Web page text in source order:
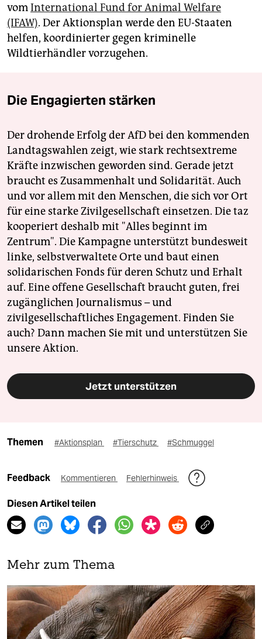
vomInternational Fund for Animal Welfare
(IFAW). Der Aktionsplan werde den EU-Staaten
helfen, koordinierter gegen kriminelle
Wildtierhändler vorzugehen.
Die Engagierten stärken
Der drohende Erfolg der AfD bei den kommenden
Landtagswahlen zeigt, wie stark rechtsextreme
Kräfte inzwischen geworden sind. Gerade jetzt
braucht es Zusammenhalt und Solidarität. Auch
und vor allem mit den Menschen, die sich vor Ort
für eine starke Zivilgesellschaft einsetzen. Die taz
kooperiert deshalb mit "Alles beginnt im
Zentrum". Die Kampagne unterstützt bundesweit
linke, selbstverwaltete Orte und baut einen
solidarischen Fonds für deren Schutz und Erhalt
auf. Eine offene Gesellschaft braucht guten, frei
zugänglichen Journalismus – und
zivilgesellschaftliches Engagement. Finden Sie
auch? Dann machen Sie mit und unterstützen Sie
unsere Aktion.
Jetzt unterstützen
Themen #Aktionsplan #Tierschutz #Schmuggel
Feedback Kommentieren Fehlerhinweis
Diesen Artikel teilen
Mehr zum Thema